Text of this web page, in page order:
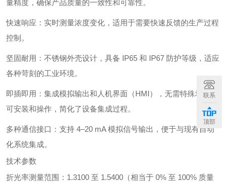
量精度，确保产品质量的一致性和可靠性。
快速响应：实时测量浓度变化，适用于需要快速反馈的生产过程
控制。
坚固耐用：不锈钢外壳设计，具备 IP65 和 IP67 防护等级，适应
各种苛刻的工业环境。
即插即用：集成模拟输出和人机界面（HMI），无需特殊培训即
可安装和操作，简化了设备集成过程。
多种通信接口：支持 4–20 mA 模拟信号输出，便于与现有自动
化系统集成。
技术参数
折光率测量范围：1.3100 至 1.5400（相当于 0% 至 100% 质量
联系
顶部